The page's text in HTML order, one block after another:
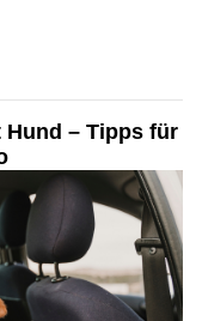
– Tipps für